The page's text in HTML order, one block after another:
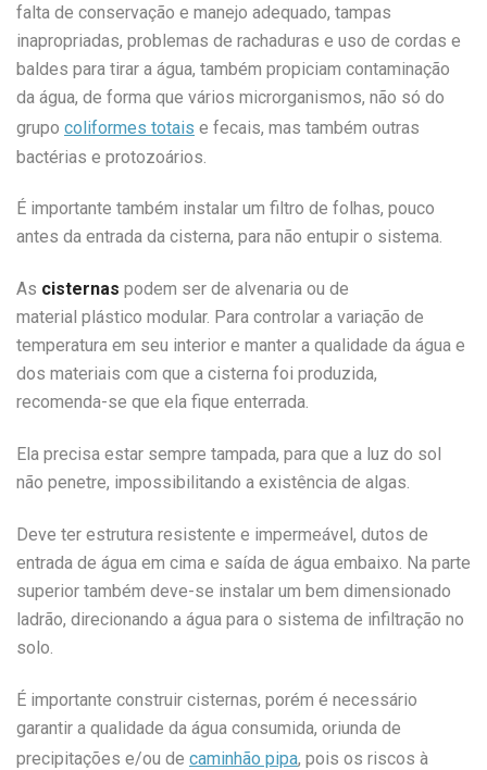
falta de conservação e manejo adequado, tampas
inapropriadas, problemas de rachaduras e uso de cordas e
baldes para tirar a água, também propiciam contaminação
da água, de forma que vários microrganismos, não só do
grupo coliformes totais e fecais, mas também outras
bactérias e protozoários.
É importante também instalar um filtro de folhas, pouco
antes da entrada da cisterna, para não entupir o sistema.
As cisternas podem ser de alvenaria ou de
material plástico modular. Para controlar a variação de
temperatura em seu interior e manter a qualidade da água e
dos materiais com que a cisterna foi produzida,
recomenda-se que ela fique enterrada.
Ela precisa estar sempre tampada, para que a luz do sol
não penetre, impossibilitando a existência de algas.
Deve ter estrutura resistente e impermeável, dutos de
entrada de água em cima e saída de água embaixo. Na parte
superior também deve-se instalar um bem dimensionado
ladrão, direcionando a água para o sistema de infiltração no
solo.
É importante construir cisternas, porém é necessário
garantir a qualidade da água consumida, oriunda de
precipitações e/ou de caminhão pipa, pois os riscos à